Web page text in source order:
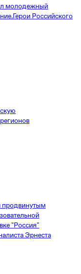
молодежный
Российского
"Россия"
Эрнеста